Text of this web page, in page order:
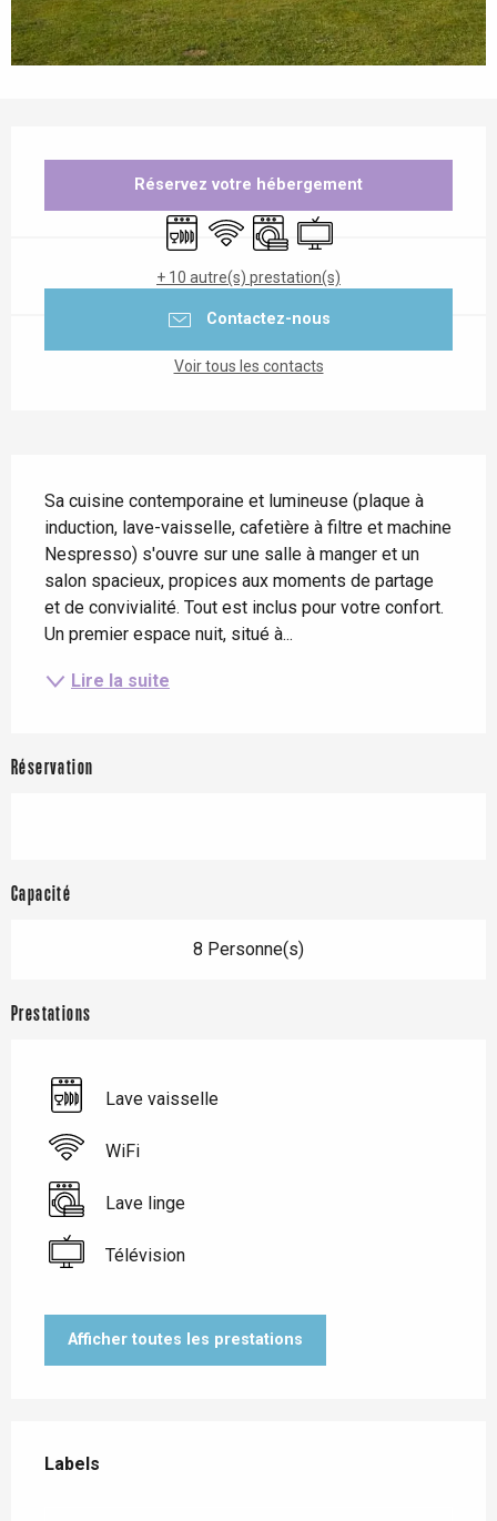
Réservez votre hébergement
Lave vaisselle
WiFi Lave lingeTélévision
+ 10 autre(s) prestation(s)
Contactez-nous
Voir tous les contacts
Sa cuisine contemporaine et lumineuse (plaque à
induction, lave-vaisselle, cafetière à filtre et machine
Nespresso) s'ouvre sur une salle à manger et un
salon spacieux, propices aux moments de partage
et de convivialité. Tout est inclus pour votre confort.
Un premier espace nuit, situé à...
Lire la suite
Réservation
Capacité
8 Personne(s)
Prestations
Lave vaisselle
WiFi
Lave linge
Télévision
Afficher toutes les prestations
Labels
Labels